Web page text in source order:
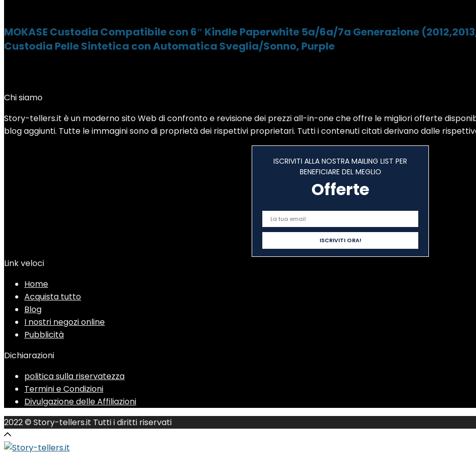
MOKASE Custodia Compatibile con 6″ Kindle Paperwhite 5a/6a/7a Generazione
Custodia Pelle Sintetica con Automatica Sveglia/Sonno, Purple
Chi siamo
Story-tellers.it è un moderno sito Web di confronto e revisione dei prezzi all-in-one che offre le migliori offerte
blog aggiunti. Tutte le immagini sono di proprietà dei rispettivi proprietari. Tutti i contenuti citati derivano dalle
ISCRIVITI ALLA NOSTRA MAILING LIST PER
BENEFICIARE DEL MEGLIO
Offerte
Link veloci
Home
Acquista tutto
Blog
I nostri negozi online
Pubblicità
Dichiarazioni
politica sulla riservatezza
Termini e Condizioni
Divulgazione delle Affiliazioni
2022 © Story-tellers.it Tutti i diritti riservati